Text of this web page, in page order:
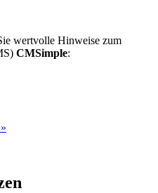
wertvolle Hinweise zum
CMSimple: